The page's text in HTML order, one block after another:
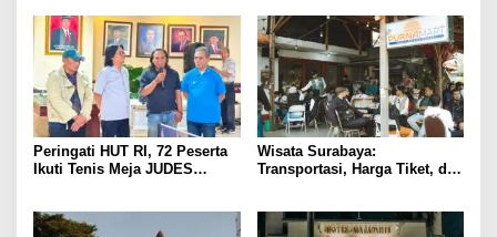
Peringati HUT RI, 72 Peserta
Ikuti Tenis Meja JUDES
Wisata Surabaya:
Transportasi, Harga Tiket, dan